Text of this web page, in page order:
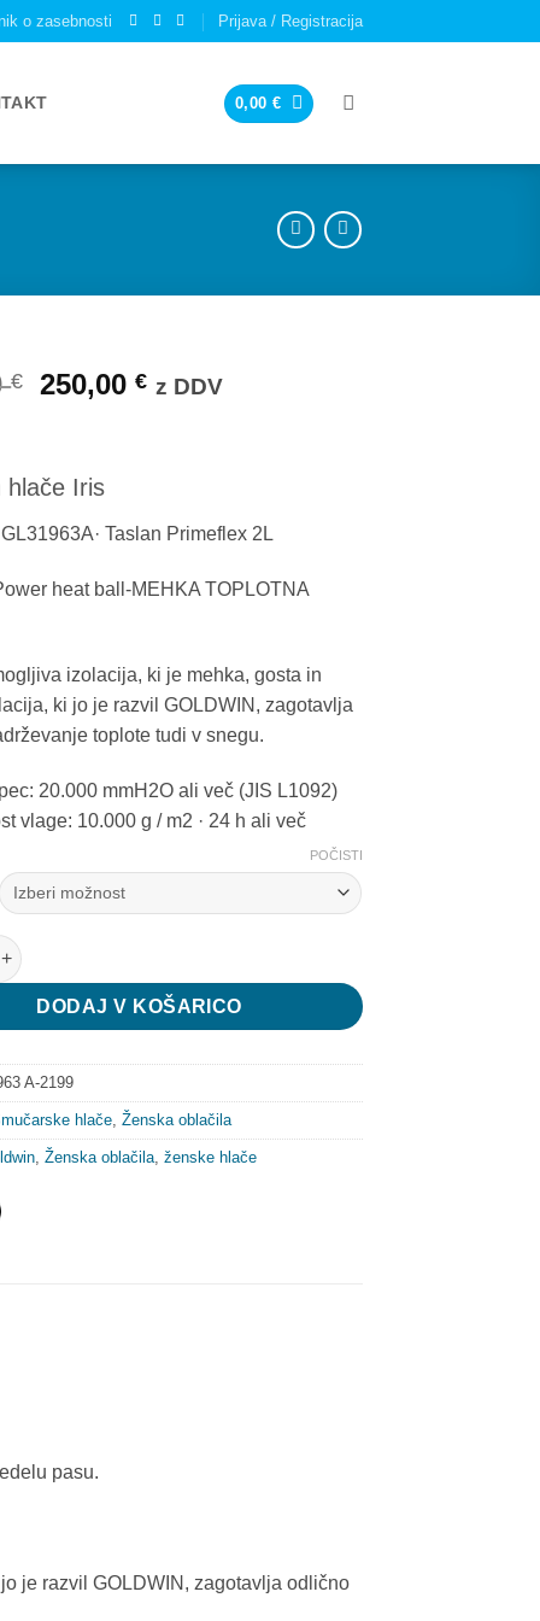
o zasebnosti Prijava / Registracija
0,00€
€
Izvirna
bila:
320,00 €.
250,00€Trenutna
z DDV
hlače Iris
Taslan Primeflex 2L
heat ball-MEHKA TOPLOTNA
izolacija, ki je mehka, gosta in
ki jo je razvil GOLDWIN, zagotavlja
toplote tudi v snegu.
20.000 mmH2O ali več (JIS L1092)
vlage: 10.000 g / m2 · 24 h ali več
POČISTI
Iris količina
DODAJ V KOŠARICO
A-2199
hlače,Ženska oblačila
,Ženska oblačila,ženske hlače
pasu.
je razvil GOLDWIN, zagotavlja odlično